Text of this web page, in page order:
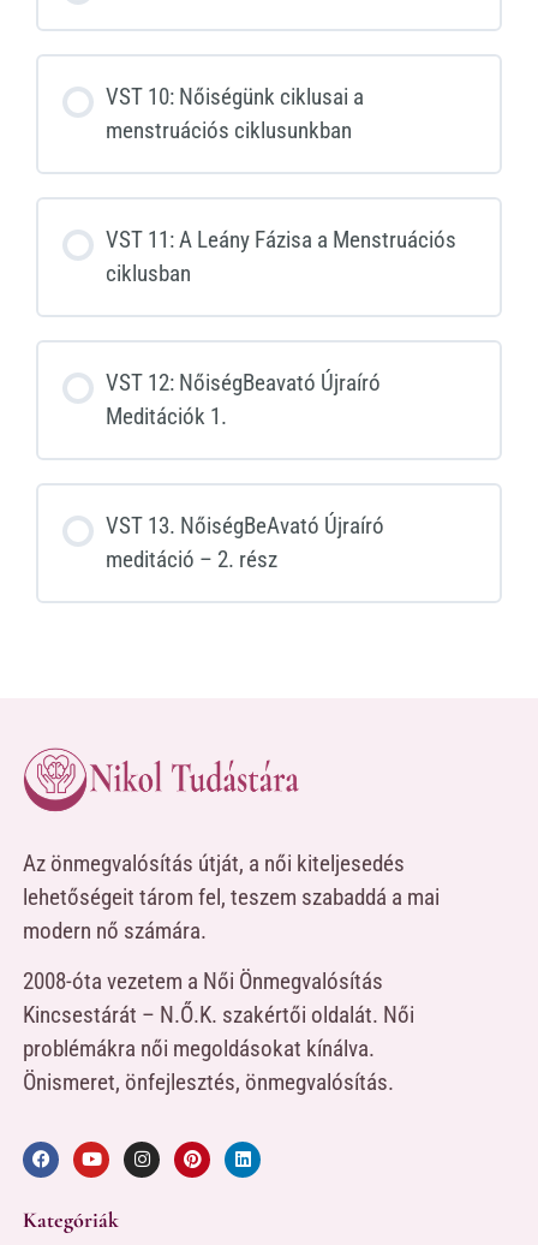
VST 10: Nőiségünk ciklusai a
menstruációs ciklusunkban
VST 11: A Leány Fázisa a Menstruációs
ciklusban
VST 12: NőiségBeavató Újraíró
Meditációk 1.
VST 13. NőiségBeAvató Újraíró
meditáció – 2. rész
Az önmegvalósítás útját, a női kiteljesedés
lehetőségeit tárom fel, teszem szabaddá a mai
modern nő számára.
2008-óta vezetem a Női Önmegvalósítás
Kincsestárát – N.Ő.K. szakértői oldalát. Női
problémákra női megoldásokat kínálva.
Önismeret, önfejlesztés, önmegvalósítás.
Kategóriák